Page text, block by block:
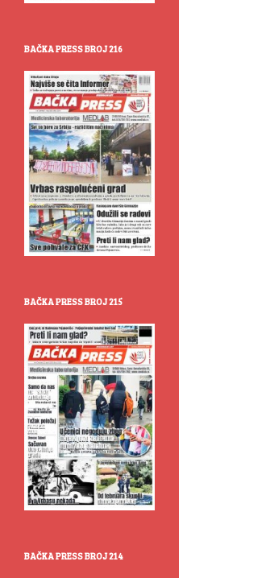
BAČKA PRESS BROJ 216
BAČKA PRESS BROJ 215
BAČKA PRESS BROJ 214